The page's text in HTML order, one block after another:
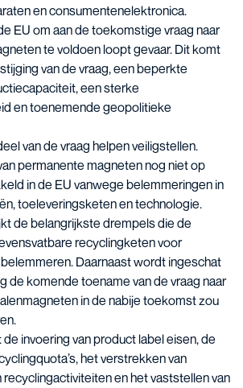
en consumentenelektronica.
EU om aan de toekomstige vraag naar
te voldoen loopt gevaar. Dit komt
van de vraag, een beperkte
een sterke
en toenemende geopolitieke
van de vraag helpen veiligstellen.
permanente magneten nog niet op
in de EU vanwege belemmeringen in
toeleveringsketen en technologie.
de belangrijkste drempels die de
recyclingketen voor
Daarnaast wordt ingeschat
de komende toename van de vraag naar
in de nabije toekomst zou
invoering van product label eisen, de
het verstrekken van
recyclingactiviteiten en het vaststellen van